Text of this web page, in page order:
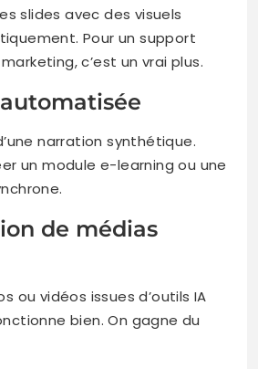
slides avec des visuels
Pour un support
c’est un vrai plus.
narration synthétique.
un module e-learning ou une
de médias
ou vidéos issues d’outils IA
bien. On gagne du